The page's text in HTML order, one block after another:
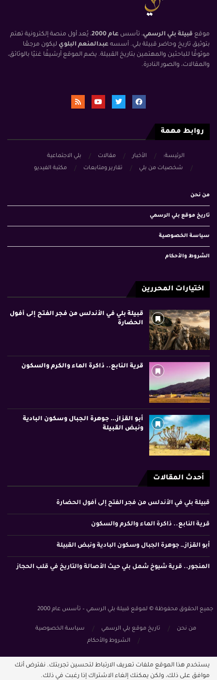
موقع قبيلة بلي الرسمي، تأسس عام 2000
، يُعد أول منصة إلكترونية تهتم
بتوثيق تاريخ وحاضر قبيلة بلي. أسسه عبدالمنعم البلوي ليكون مرجعًا
موثوقًا للباحثين والمهتمين بتاريخ القبيلة. يضم الموقع أرشيفًا غنيًا بالوثائق،
والمقالات، والصور النادرة.
روابط مهمة
الرئيسة: الأخبار مقالات
بلي الاجتماعية
شخصيات من بلي
تقارير ومتابعات مكتبة الفيديو
من نحن
تاريخ موقع بلي الرسمي
سياسة الخصوصية
الشروط والأحكام
اختيارات المحررين
قبيلة بلي في الأندلس من فجر الفتح إلى أفول
الحضارة
قرية النابع.. ذاكرة الماء والكرم والسكون
أبو القزاز… جوهرة الجبال وسكون البادية
ونبض القبيلة
أحدث المقالات
قبيلة بلي في الأندلس من فجر الفتح إلى أفول الحضارة
قرية النابع.. ذاكرة الماء والكرم والسكون
أبو القزاز… جوهرة الجبال وسكون البادية ونبض القبيلة
المنجور.. قرية شيوخ شمل بلي حيث الأصالة والتاريخ في قلب الحجاز
جميع الحقوق محفوظة © لموقع قبيلة بلي الرسمي – تأسس عام 2000
من نحن تاريخ موقع بلي الرسمي
سياسة الخصوصية
الشروط والأحكام
يستخدم هذا الموقع ملفات تعريف الارتباط لتحسين تجربتك. نفترض أنك
موافق على ذلك، ولكن يمكنك إلغاء الاشتراك إذا رغبت في ذلك.